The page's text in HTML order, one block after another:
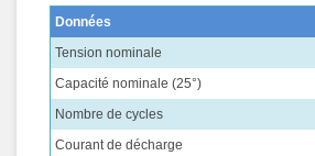
Données
Tension nominale
Capacité nominale (25°)
Nombre de cycles
Courant de décharge